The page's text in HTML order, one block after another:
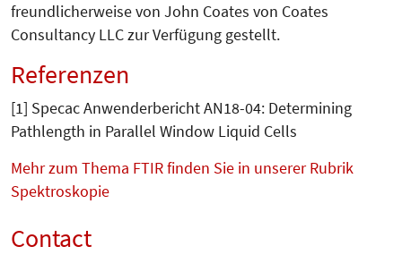
freundlicherweise von John Coates von Coates
Consultancy LLC zur Verfügung gestellt.
Referenzen
[1] Specac Anwenderbericht AN18-04: Determining
Pathlength in Parallel Window Liquid Cells
Mehr zum Thema FTIR finden Sie in unserer Rubrik
Spektroskopie
Contact